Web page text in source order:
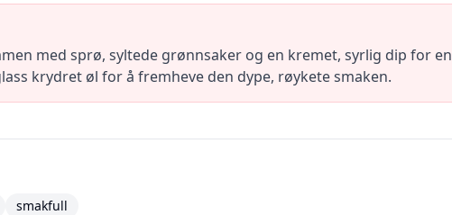
med sprø, syltede grønnsaker og en kremet, syrlig dip for en
krydret øl for å fremheve den dype, røykete smaken.
smakfull